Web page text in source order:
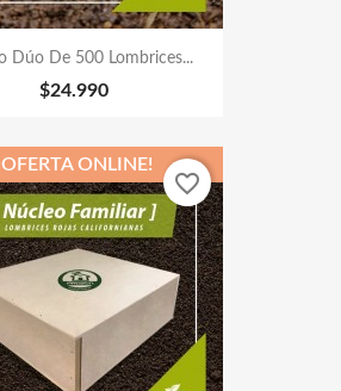
Dúo De 500 Lombrices...
$24.990
ONLINE!
favorite_border